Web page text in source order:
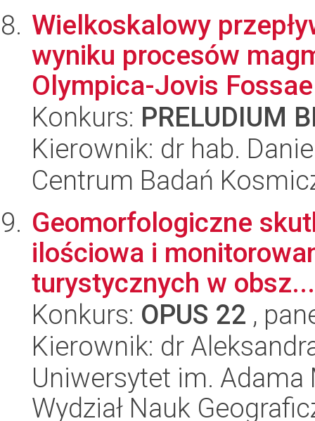
Wielkoskalowy
wyniku procesów
Olympica-Jovis
Konkurs: PRELUDIUM
Kierownik: dr hab.
Centrum Badań
Geomorfologiczne
ilościowa i
turystycznych w obsz...
Konkurs: OPUS 22 ,
Kierownik: dr
Uniwersytet im.
Wydział Nauk